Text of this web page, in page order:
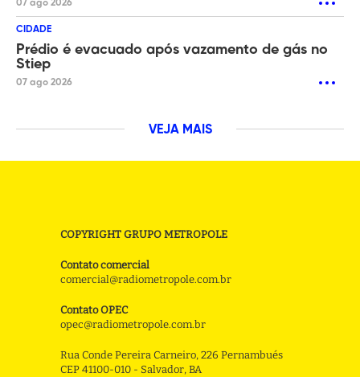
07 ago 2026
CIDADE
Prédio é evacuado após vazamento de gás no
Stiep
07 ago 2026
VEJA MAIS
COPYRIGHT GRUPO METROPOLE
Contato comercial
comercial@radiometropole.com.br
Contato OPEC
opec@radiometropole.com.br
Rua Conde Pereira Carneiro, 226 Pernambués
CEP 41100-010 - Salvador, BA